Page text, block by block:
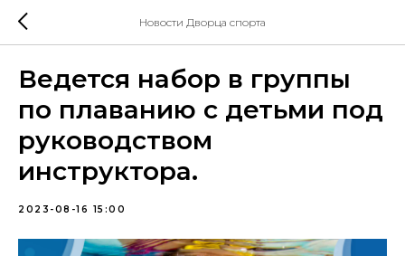
Новости Дворца спорта
Ведется набор в группы
по плаванию с детьми под
руководством
инструктора.
2023-08-16 15:00